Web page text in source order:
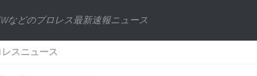
などのプロレス最新速報ニュース
スニュース